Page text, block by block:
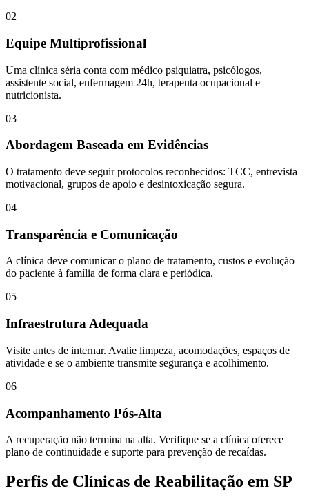
02
Equipe Multiprofissional
Uma clínica séria conta com médico psiquiatra, psicólogos,
assistente social, enfermagem 24h, terapeuta ocupacional e
nutricionista.
03
Abordagem Baseada em Evidências
O tratamento deve seguir protocolos reconhecidos: TCC, entrevista
motivacional, grupos de apoio e desintoxicação segura.
04
Transparência e Comunicação
A clínica deve comunicar o plano de tratamento, custos e evolução
do paciente à família de forma clara e periódica.
05
Infraestrutura Adequada
Visite antes de internar. Avalie limpeza, acomodações, espaços de
atividade e se o ambiente transmite segurança e acolhimento.
06
Acompanhamento Pós-Alta
A recuperação não termina na alta. Verifique se a clínica oferece
plano de continuidade e suporte para prevenção de recaídas.
Perfis de Clínicas de Reabilitação em SP